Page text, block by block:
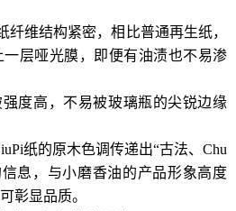
纤维结构紧密，相比普通再生纸，
层哑光膜，即便有油渍也不易渗
度高，不易被玻璃瓶的尖锐边缘
纸的原木色调传递出“古法、Chu
信息，与小磨香油的产品形象高度
彰显品质。